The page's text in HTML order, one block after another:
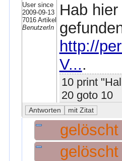
User since
2009-09-13
7016 Artikel
BenutzerIn
Hab
http://
V....
10 print
20 goto 10